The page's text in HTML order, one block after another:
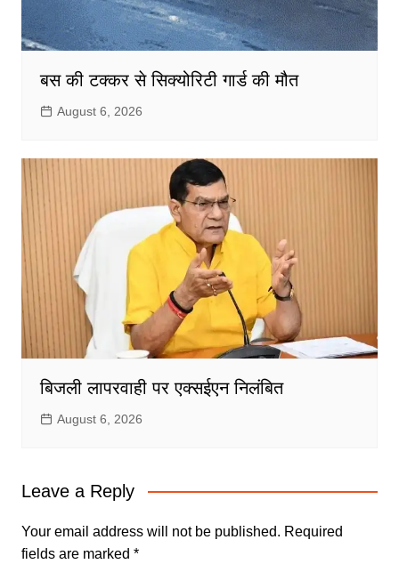
बस की टक्कर से सिक्योरिटी गार्ड की मौत
August 6, 2026
बिजली लापरवाही पर एक्सईएन निलंबित
August 6, 2026
Leave a Reply
Your email address will not be published. Required
fields are marked *